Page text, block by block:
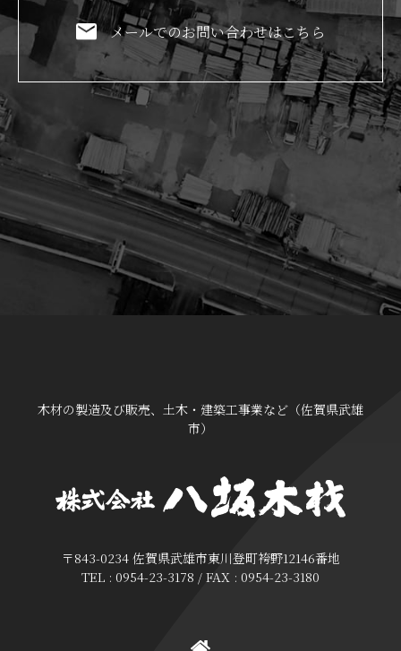
メールでのお問い合わせはこちら
木材の製造及び販売、土木・建築工事業など（佐賀県武雄
市）
〒843-0234 佐賀県武雄市東川登町袴野12146番地
TEL : 0954-23-3178 / FAX : 0954-23-3180